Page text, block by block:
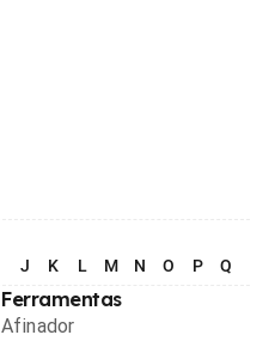
J K L M N O P Q
Ferramentas
Afinador